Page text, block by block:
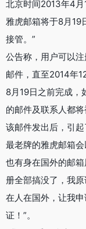
北京时间2013年4月
雅虎邮箱将于8月19
接管。”
公告称，用户可以
邮件，直至2014年
8月19日之前完成，
的邮件及联系人都将
该邮件发出后，引
最老牌的雅虎邮箱会
也有身在国外的邮
册全部搞没了，我
在人在国外，让我
证！”。